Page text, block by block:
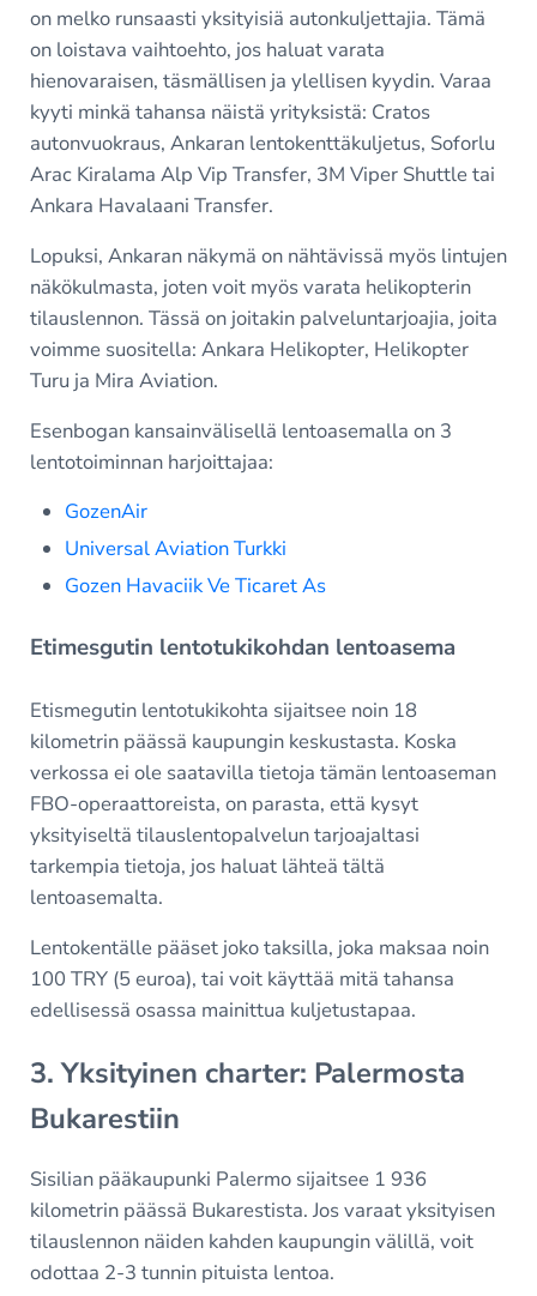
on melko runsaasti yksityisiä autonkuljettajia. Tämä
on loistava vaihtoehto, jos haluat varata
hienovaraisen, täsmällisen ja ylellisen kyydin. Varaa
kyyti minkä tahansa näistä yrityksistä: Cratos
autonvuokraus, Ankaran lentokenttäkuljetus, Soforlu
Arac Kiralama Alp Vip Transfer, 3M Viper Shuttle tai
Ankara Havalaani Transfer.
Lopuksi, Ankaran näkymä on nähtävissä myös lintujen
näkökulmasta, joten voit myös varata helikopterin
tilauslennon. Tässä on joitakin palveluntarjoajia, joita
voimme suositella: Ankara Helikopter, Helikopter
Turu ja Mira Aviation.
Esenbogan kansainvälisellä lentoasemalla on 3
lentotoiminnan harjoittajaa:
GozenAir
Universal Aviation Turkki
Gozen Havaciik Ve Ticaret As
Etimesgutin lentotukikohdan lentoasema
Etismegutin lentotukikohta sijaitsee noin 18
kilometrin päässä kaupungin keskustasta. Koska
verkossa ei ole saatavilla tietoja tämän lentoaseman
FBO-operaattoreista, on parasta, että kysyt
yksityiseltä tilauslentopalvelun tarjoajaltasi
tarkempia tietoja, jos haluat lähteä tältä
lentoasemalta.
Lentokentälle pääset joko taksilla, joka maksaa noin
100 TRY (5 euroa), tai voit käyttää mitä tahansa
edellisessä osassa mainittua kuljetustapaa.
3. Yksityinen charter: Palermosta
Bukarestiin
Sisilian pääkaupunki Palermo sijaitsee 1 936
kilometrin päässä Bukarestista. Jos varaat yksityisen
tilauslennon näiden kahden kaupungin välillä, voit
odottaa 2-3 tunnin pituista lentoa.